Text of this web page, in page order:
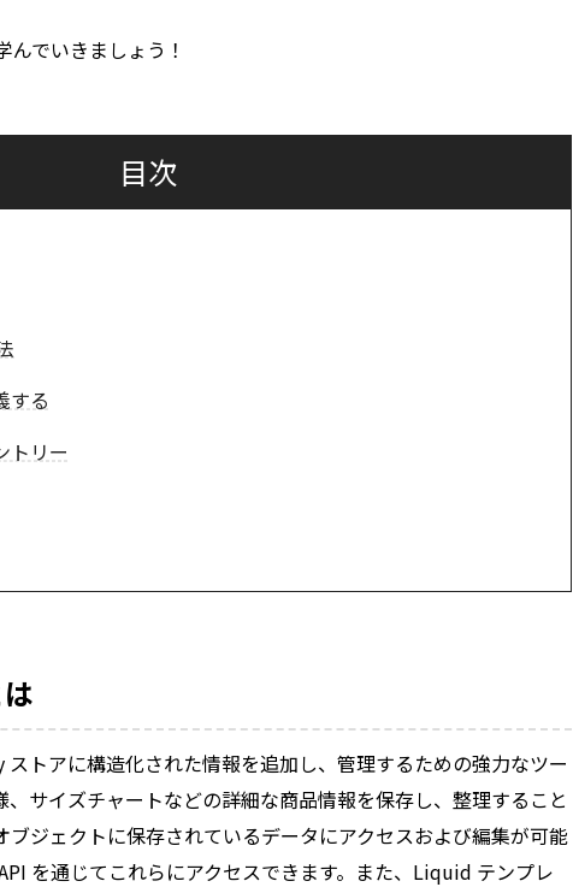
でいきましょう！
目次
する
トリー
トアに構造化された情報を追加し、管理するための強力なツー
サイズチャートなどの詳細な商品情報を保存し、整理すること
ブジェクトに保存されているデータにアクセスおよび編集が可能
を通じてこれらにアクセスできます。また、Liquid テンプレ